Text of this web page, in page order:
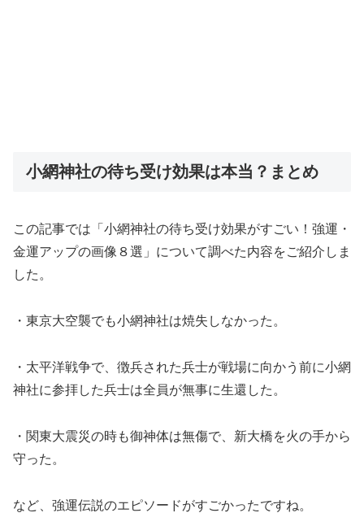
小網神社の待ち受け効果は本当？まとめ
この記事では「小網神社の待ち受け効果がすごい！強運・
金運アップの画像８選」について調べた内容をご紹介しま
した。
・東京大空襲でも小網神社は焼失しなかった。
・太平洋戦争で、徴兵された兵士が戦場に向かう前に小網
神社に参拝した兵士は全員が無事に生還した。
・関東大震災の時も御神体は無傷で、新大橋を火の手から
守った。
など、強運伝説のエピソードがすごかったですね。